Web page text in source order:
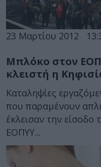
23 Μαρτίου 2012
Μπλόκο στον
κλειστή η
Καταληψίες
που παραμένουν
έκλεισαν την είσοδο
ΕΟΠΥΥ...